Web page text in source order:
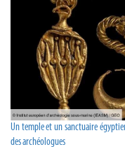
Un temple et un sanctuaire
des archéologues